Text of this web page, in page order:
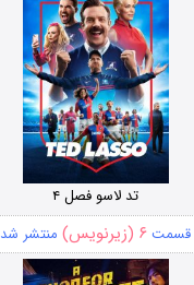
تد لاسو فصل ۴
قسمت ۶ (زیرنویس) منتشر شد